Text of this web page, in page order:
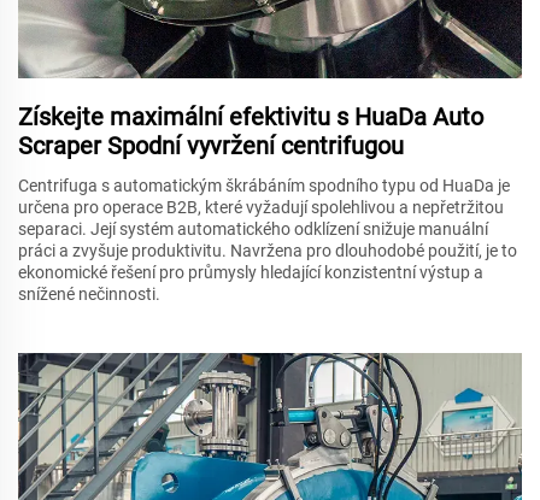
Získejte maximální efektivitu s HuaDa Auto
Scraper Spodní vyvržení centrifugou
Centrifuga s automatickým škrábáním spodního typu od HuaDa je
určena pro operace B2B, které vyžadují spolehlivou a nepřetržitou
separaci. Její systém automatického odklízení snižuje manuální
práci a zvyšuje produktivitu. Navržena pro dlouhodobé použití, je to
ekonomické řešení pro průmysly hledající konzistentní výstup a
snížené nečinnosti.